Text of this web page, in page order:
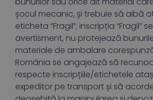
șocul mecanic, și trebuie să aibă
eticheta “Fragil”; inscripția “Fragil”
avertisment, nu protejează
materiale de ambalare
România se angajează să
respecte inscripțiile/etichetele
expeditor pe transport și să